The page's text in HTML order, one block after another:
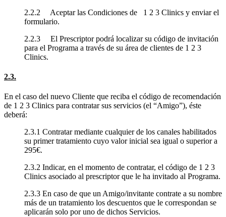
2.2.2 Aceptar las Condiciones de 1 2 3 Clinics y enviar el
formulario.
2.2.3 El Prescriptor podrá localizar su código de invitación
para el Programa a través de su área de clientes de 1 2 3
Clinics.
2.3.
En el caso del nuevo Cliente que reciba el código de recomendación
de 1 2 3 Clinics para contratar sus servicios (el “Amigo”), éste
deberá:
2.3.1 Contratar mediante cualquier de los canales habilitados
su primer tratamiento cuyo valor inicial sea igual o superior a
295€.
2.3.2 Indicar, en el momento de contratar, el código de 1 2 3
Clinics asociado al prescriptor que le ha invitado al Programa.
2.3.3 En caso de que un Amigo/invitante contrate a su nombre
más de un tratamiento los descuentos que le correspondan se
aplicarán solo por uno de dichos Servicios.